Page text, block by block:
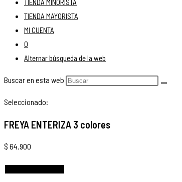
TIENDA MINORISTA
TIENDA MAYORISTA
MI CUENTA
0
Alternar búsqueda de la web
Buscar en esta web
Seleccionado:
FREYA ENTERIZA 3 colores
$ 64.900